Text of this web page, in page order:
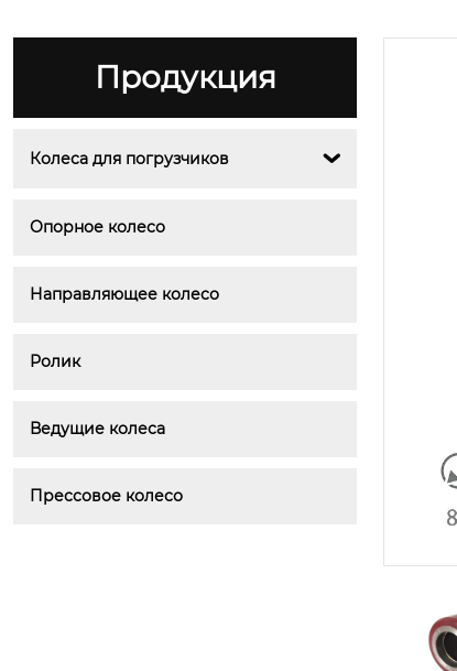
Продукция
Колеса для погрузчиков 
Опорное колесо
Направляющее колесо
Ролик
Ведущие колеса
Прессовое колесо